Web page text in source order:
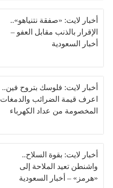
أخبار لايت: «صفقة نتنياهو»..
الإقرار بالذنب مقابل العفو –
أخبار السعودية
أخبار لايت: فلوسك بتروح فين..
اعرف قيمة الضرائب والدمغات
المخصومة من عداد الكهرباء
أخبار لايت: بقوة السلاح..
واشنطن تعيد الملاحة إلى
«هرمز» – أخبار السعودية